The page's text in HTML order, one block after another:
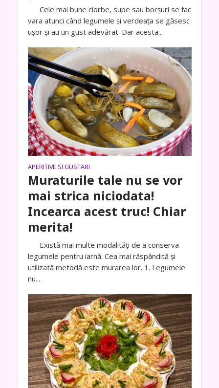
Cele mai bune ciorbe, supe sau borșuri se fac
vara atunci când legumele și verdeața se găsesc
ușor și au un gust adevărat. Dar acesta...
APERITIVE SI GUSTARI
Muraturile tale nu se vor
mai strica niciodata!
Incearca acest truc! Chiar
merita!
Există mai multe modalităţi de a conserva
legumele pentru iarnă. Cea mai răspândită şi
utilizată metodă este murarea lor. 1. Legumele
nu...